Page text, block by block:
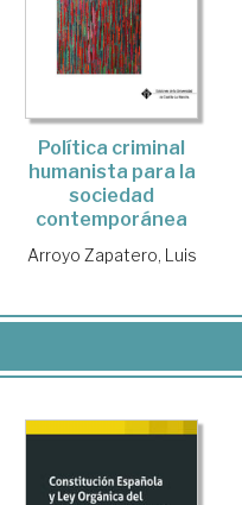
Política criminal
humanista para la
sociedad
contemporánea
Arroyo Zapatero, Luis